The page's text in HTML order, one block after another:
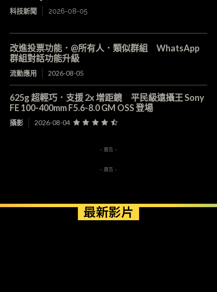
科技新聞 2026-08-05
改進投票功能．@所有人．類似群組 WhatsApp
群組對話功能升級
流動應用 2026-08-05
625g 超輕巧．支援 2x 增距鏡 平民級遠攝王 Sony
FE 100-400mm F5.6-8.0 GM OSS 登場
攝影 2026-08-04
- 廣告 -
- 廣告 -
最新影片